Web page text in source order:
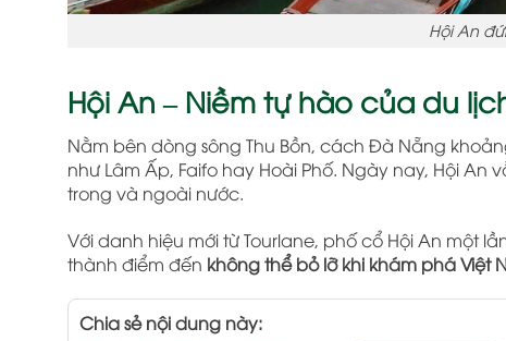
Hội An
Hội An – Niềm tự hào của du
Nằm bên dòng sông Thu Bồn, cách Đà Nẵng
như Lâm Ấp, Faifo hay Hoài Phố. Ngày nay, Hội
trong và ngoài nước.
Với danh hiệu mới từ Tourlane, phố cổ Hội An một
thành điểm đến không thể bỏ lỡ khi khám phá Việt
Chia sẻ nội dung này: